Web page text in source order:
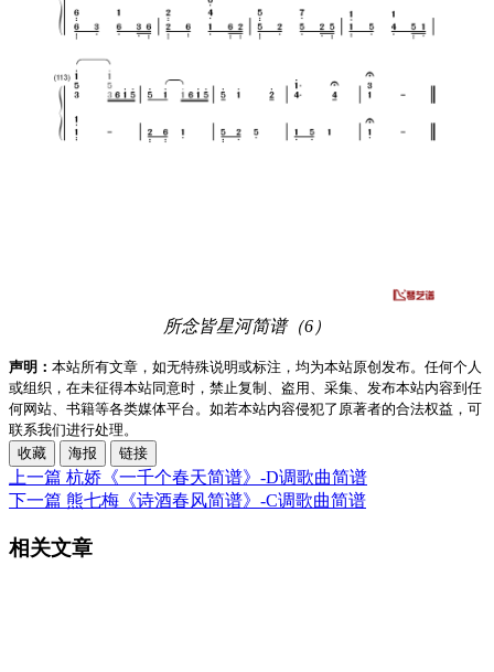
所念皆星河简谱（6）
声明： 本站所有文章，如无特殊说明或标注，均为本站原创发布。任何个人
或组织，在未征得本站同意时，禁止复制、盗用、采集、发布本站内容到任
何网站、书籍等各类媒体平台。如若本站内容侵犯了原著者的合法权益，可
联系我们进行处理。
收藏
海报 链接
上一篇 杭娇《一千个春天简谱》-D调歌曲简谱
下一篇 熊七梅《诗酒春风简谱》-C调歌曲简谱
相关文章